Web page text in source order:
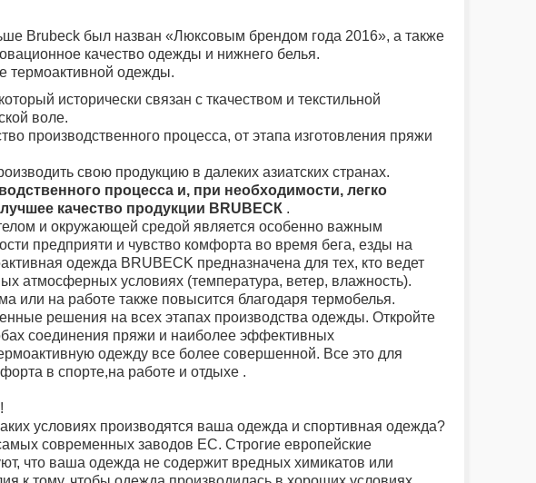
Brubeck был назван «Люксовым брендом года 2016», а также
качество одежды и нижнего белья.
термоактивной одежды.
исторически связан с ткачеством и текстильной
воле.
производственного процесса, от этапа изготовления пряжи
свою продукцию в далеких азиатских странах.
процесса и, при необходимости, легко
качество продукции BRUBECК .
и окружающей средой является особенно важным
предприяти и чувство комфорта во время бега, езды на
одежда BRUBECK предназначена для тех, кто ведет
атмосферных условиях (температура, ветер, влажность).
или на работе также повысится благодаря термобелья.
решения на всех этапах производства одежды. Откройте
соединения пряжи и наиболее эффективных
одежду все более совершенной. Все это для
в спорте,на работе и отдыхе .
условиях производятся ваша одежда и спортивная одежда?
современных заводов ЕС. Строгие европейские
что ваша одежда не содержит вредных химикатов или